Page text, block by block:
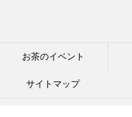
お茶のイベント
サイトマップ